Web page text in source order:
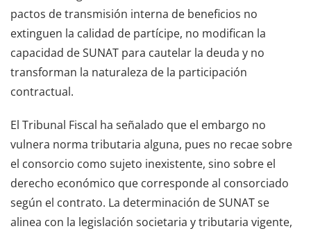
pactos de transmisión interna de beneficios no
extinguen la calidad de partícipe, no modifican la
capacidad de SUNAT para cautelar la deuda y no
transforman la naturaleza de la participación
contractual.
El Tribunal Fiscal ha señalado que el embargo no
vulnera norma tributaria alguna, pues no recae sobre
el consorcio como sujeto inexistente, sino sobre el
derecho económico que corresponde al consorciado
según el contrato. La determinación de SUNAT se
alinea con la legislación societaria y tributaria vigente,